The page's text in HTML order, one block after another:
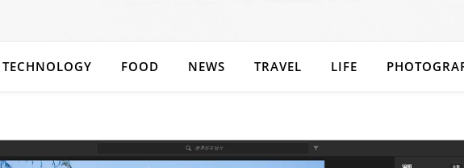
TECHNOLOGY FOOD NEWS TRAVEL LIFE